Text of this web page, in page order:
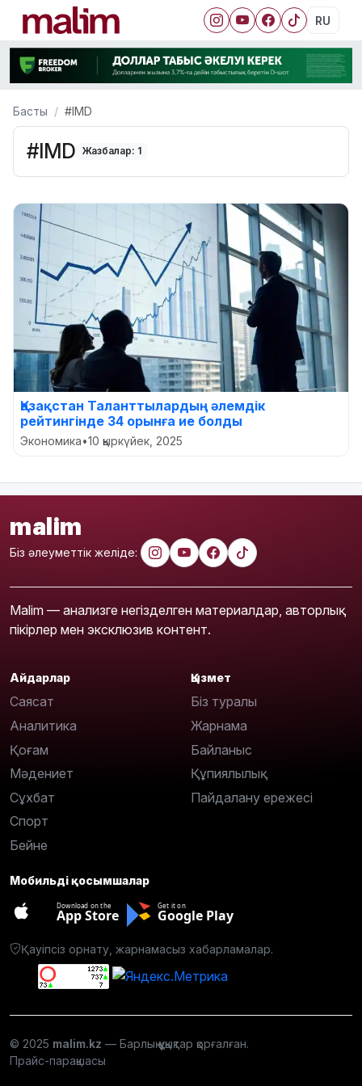
RU
Басты #IMD
#IMD Жазбалар: 1
Қазақстан Таланттылардың әлемдік
рейтингінде 34 орынға ие болды
Экономика•10 қыркүйек, 2025
malim
Біз әлеуметтік желіде:
Malim — анализге негізделген материалдар, авторлық
пікірлер мен эксклюзив контент.
Айдарлар
Саясат
Аналитика
Қоғам
Мәдениет
Сұхбат
Спорт
Бейне
Қызмет
Біз туралы
Жарнама
Байланыс
Құпиялылық
Пайдалану ережесі
Мобильді қосымшалар
Download on the
App Store
Get it on
Google Play
Қауіпсіз орнату, жарнамасыз хабарламалар.
© 2025 malim.kz — Барлық құқықтар қорғалған.
Прайс-парақшасы